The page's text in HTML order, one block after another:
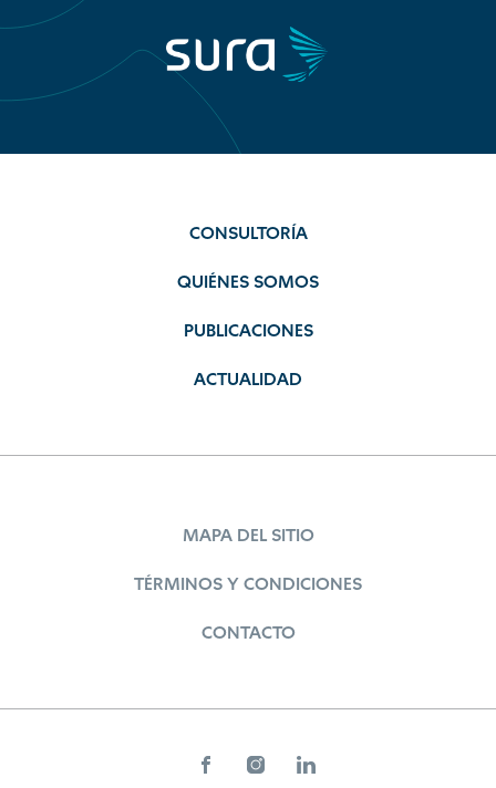
CONSULTORÍA
QUIÉNES SOMOS
PUBLICACIONES
ACTUALIDAD
MAPA DEL SITIO
TÉRMINOS Y CONDICIONES
CONTACTO